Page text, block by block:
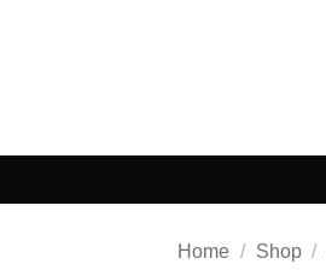
Home / Shop /